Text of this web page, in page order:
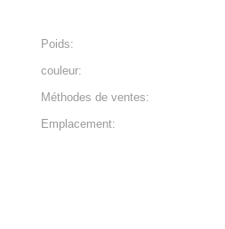
Poids:
couleur:
Méthodes de ventes:
Emplacement: